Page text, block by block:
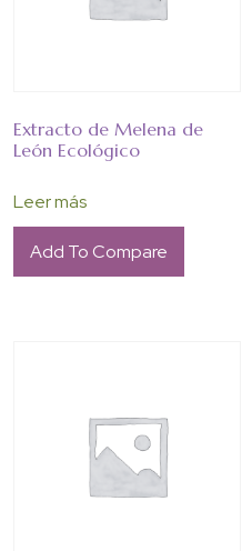
Extracto de Melena de
León Ecológico
Leer más
Add To Compare